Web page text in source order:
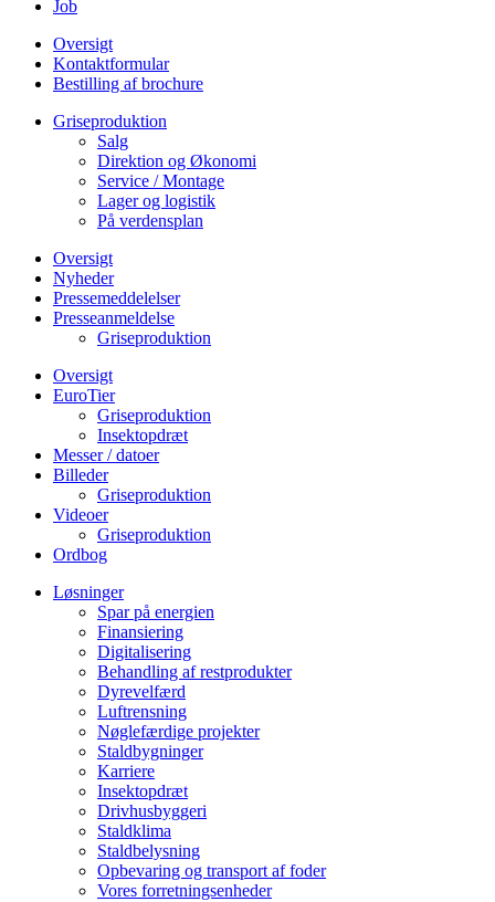
Job
Oversigt
Kontaktformular
Bestilling af brochure
Griseproduktion
Salg
Direktion og Økonomi
Service / Montage
Lager og logistik
På verdensplan
Oversigt
Nyheder
Pressemeddelelser
Presseanmeldelse
Griseproduktion
Oversigt
EuroTier
Griseproduktion
Insektopdræt
Messer / datoer
Billeder
Griseproduktion
Videoer
Griseproduktion
Ordbog
Løsninger
Spar på energien
Finansiering
Digitalisering
Behandling af restprodukter
Dyrevelfærd
Luftrensning
Nøglefærdige projekter
Staldbygninger
Karriere
Insektopdræt
Drivhusbyggeri
Staldklima
Staldbelysning
Opbevaring og transport af foder
Vores forretningsenheder